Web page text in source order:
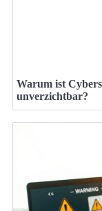
Warum ist
unverzichtbar?